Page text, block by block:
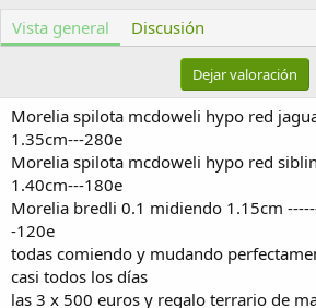
t
o
h
c
r
e
a
c
n
Vista general Discusión
Dejar valoración
Morelia spilota mcdoweli hypo red
1.35cm---280e
Morelia spilota mcdoweli hypo red
1.40cm---180e
Morelia bredli 0.1 midiendo 1.15cm
-120e
todas comiendo y mudando
casi todos los días
las 3 x 500 euros y regalo terrario de